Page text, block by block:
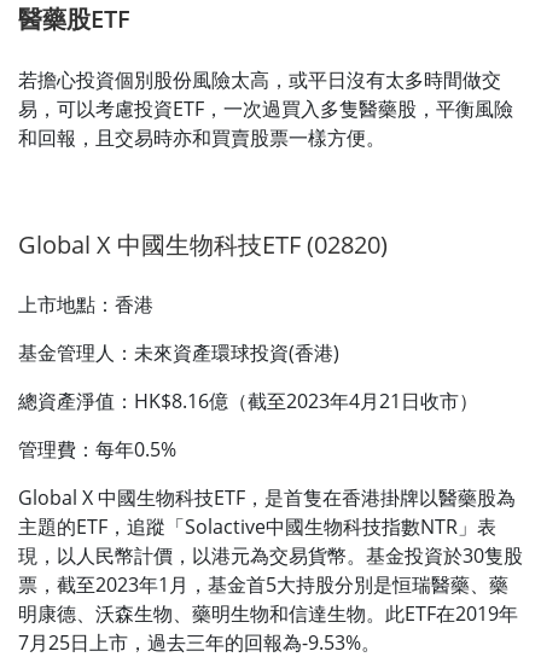
醫藥股ETF
若擔心投資個別股份風險太高，或平日沒有太多時間做交
易，可以考慮投資ETF，一次過買入多隻醫藥股，平衡風險
和回報，且交易時亦和買賣股票一樣方便。
Global X 中國生物科技ETF (02820)
上市地點：香港
基金管理人：未來資產環球投資(香港)
總資產淨值：HK$8.16億（截至2023年4月21日收市）
管理費：每年0.5%
Global X 中國生物科技ETF，是首隻在香港掛牌以醫藥股為
主題的ETF，追蹤「Solactive中國生物科技指數NTR」表
現，以人民幣計價，以港元為交易貨幣。基金投資於30隻股
票，截至2023年1月，基金首5大持股分別是恒瑞醫藥、藥
明康德、沃森生物、藥明生物和信達生物。此ETF在2019年
7月25日上市，過去三年的回報為-9.53%。